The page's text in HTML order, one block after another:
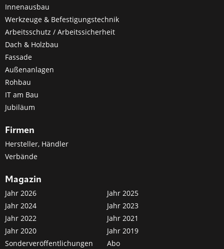
Innenausbau
Werkzeuge & Befestigungstechnik
Arbeitsschutz / Arbeitssicherheit
Dach & Holzbau
Fassade
Außenanlagen
Rohbau
IT am Bau
Jubiläum
Firmen
Hersteller, Händler
Verbände
Magazin
Jahr 2026
Jahr 2025
Jahr 2024
Jahr 2023
Jahr 2022
Jahr 2021
Jahr 2020
Jahr 2019
Sonderveröffentlichungen
Abo